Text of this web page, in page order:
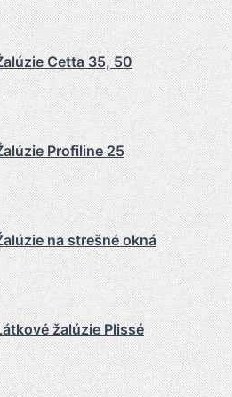
Cetta 35, 50
Profiline 25
na strešné okná
žalúzie Plissé